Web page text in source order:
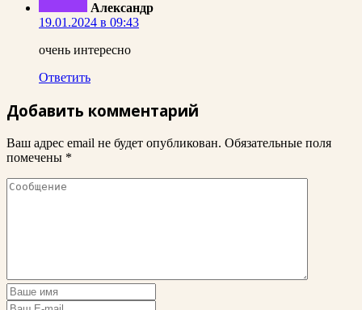
Александр
19.01.2024 в 09:43
очень интересно
Ответить
Добавить комментарий
Ваш адрес email не будет опубликован. Обязательные поля
помечены *